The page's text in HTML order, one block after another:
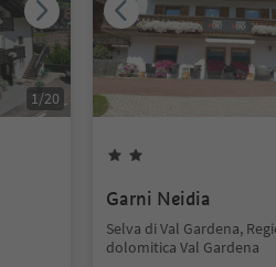
1/20
Garni Neidia
Selva di Val Gardena,
dolomitica Val Gardena